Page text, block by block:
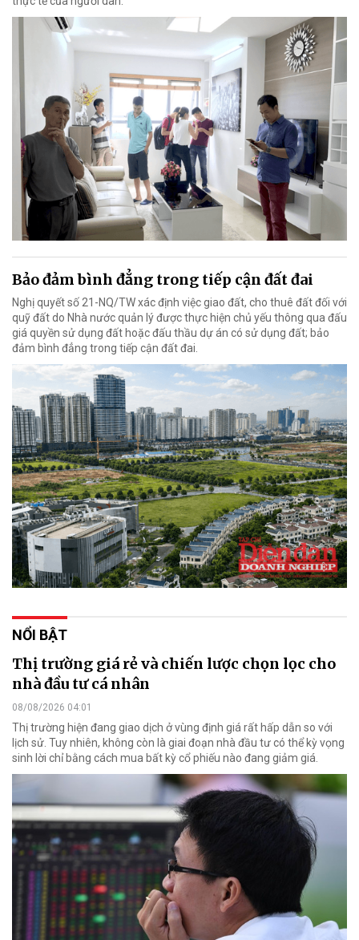
Bảo đảm bình đẳng trong tiếp cận đất đai
Nghị quyết số 21-NQ/TW xác định việc giao đất, cho thuê đất đối với
quỹ đất do Nhà nước quản lý được thực hiện chủ yếu thông qua đấu
giá quyền sử dụng đất hoặc đấu thầu dự án có sử dụng đất; bảo
đảm bình đẳng trong tiếp cận đất đai.
NỔI BẬT
Thị trường giá rẻ và chiến lược chọn lọc cho
nhà đầu tư cá nhân
08/08/2026 04:01
Thị trường hiện đang giao dịch ở vùng định giá rất hấp dẫn so với
lịch sử. Tuy nhiên, không còn là giai đoạn nhà đầu tư có thể kỳ vọng
sinh lời chỉ bằng cách mua bất kỳ cổ phiếu nào đang giảm giá.